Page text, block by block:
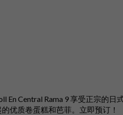
En Central Rama 9 享受正宗的日
优质卷蛋糕和芭菲。立即预订！